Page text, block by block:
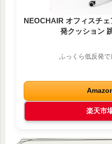
NEOCHAIR オフィスチ
発クッション
ふっくら低反発
楽天市